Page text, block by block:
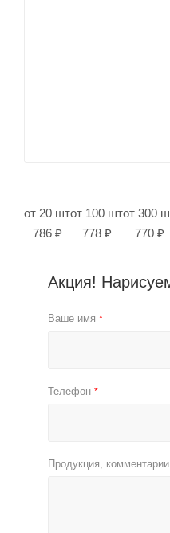
от 20 шт
786 ₽
от 100 шт
778 ₽
от 300
770 ₽
Акция!
Ваше имя *
Телефон *
Продукция, комментарии